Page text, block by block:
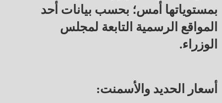
بمستوياتها أمس؛ بحسب بيانات أحد
المواقع الرسمية التابعة لمجلس
الوزراء.
أسعار الحديد والأسمنت: